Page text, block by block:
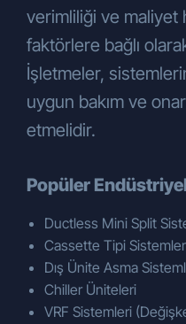
verimliliği ve maliyet
faktörlere bağlı
İşletmeler,
uygun bakım ve
etmelidir.
Popüler
Ductless Mini Split
Cassette Tipi Sistemler
Dış Ünite Asma
Chiller Üniteleri
VRF Sistemleri